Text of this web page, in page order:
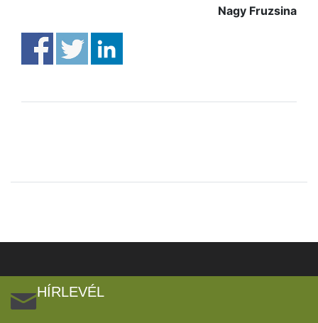
Nagy Fruzsina
HÍRLEVÉL